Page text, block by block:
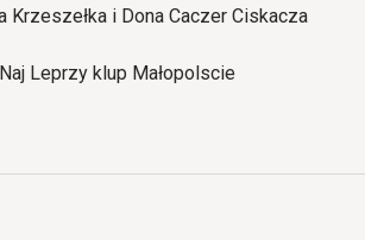
Krzeszełka i Dona Caczer Ciskacza
Leprzy klup Małopolscie